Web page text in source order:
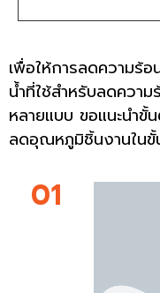
เพื่อให้การลดความร้
น้ำที่ใช้สำหรับลดควา
หลายแบบ ขอแนะนำขั้
ลดอุณหภูมิชิ้นงานใน
01